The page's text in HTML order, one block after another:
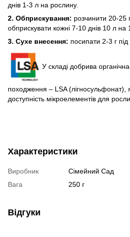
днів 1-3 л на рослину.
2. Обприскування: розчинити 20-25
обприскувати кожні 7-10 днів 10 л на
3. Сухе внесення: посипати 2-3 г
У складі добрива
походження – LSA (лігносульфонат),
доступність мікроелементів для
Характеристики
Виробник
Сімейний Сад
Вага
250 г
Відгуки